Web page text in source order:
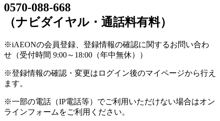
0570-088-668
（ナビダイヤル・通話料有料）
※iAEONの会員登録、登録情報の確認に関するお問い合わ
せ（受付時間 9:00～18:00（年中無休））
※登録情報の確認・変更はログイン後のマイページから行え
ます。
※一部の電話（IP電話等）でご利用いただけない場合はオン
ラインフォームをご利用ください。